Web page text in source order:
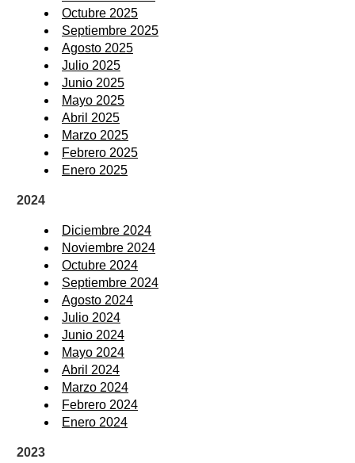
Octubre 2025
Septiembre 2025
Agosto 2025
Julio 2025
Junio 2025
Mayo 2025
Abril 2025
Marzo 2025
Febrero 2025
Enero 2025
2024
Diciembre 2024
Noviembre 2024
Octubre 2024
Septiembre 2024
Agosto 2024
Julio 2024
Junio 2024
Mayo 2024
Abril 2024
Marzo 2024
Febrero 2024
Enero 2024
2023